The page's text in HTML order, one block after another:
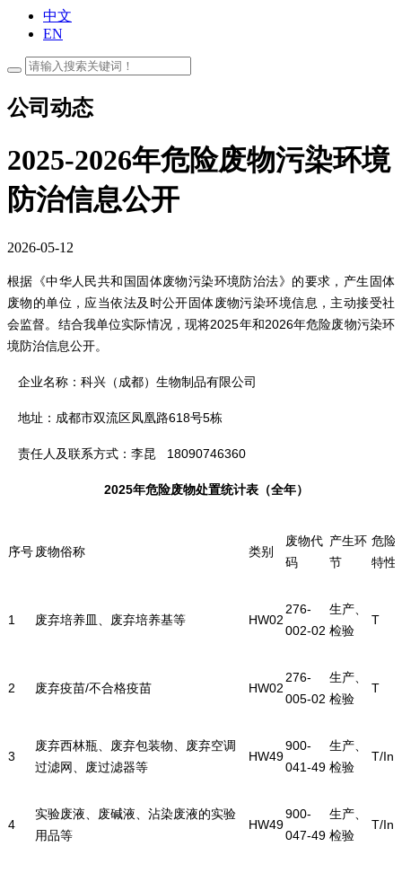
中文
EN
公司动态
2025-2026年危险废物污染环境
防治信息公开
2026-05-12
根据《中华人民共和国固体废物污染环境防治法》的要求，产生固体
废物的单位，应当依法及时公开固体废物污染环境信息，主动接受社
会监督。结合我单位实际情况，现将2025年和2026年危险废物污染环
境防治信息公开。
企业名称：科兴（成都）生物制品有限公司
地址：成都市双流区凤凰路618号5栋
责任人及联系方式：李昆 18090746360
2025年危险废物处置统计表（全年）
序号 废物俗称 类别
废物代
码
产生环
节
危险
特性
1 废弃培养皿、废弃培养基等 HW02
276-
002-02
生产、
检验
T
2 废弃疫苗/不合格疫苗 HW02
276-
005-02
生产、
检验
T
3
废弃西林瓶、废弃包装物、废弃空调
过滤网、废过滤器等
HW49
900-
041-49
生产、
检验
T/In
4
实验废液、废碱液、沾染废液的实验
用品等
HW49
900-
047-49
生产、
检验
T/In